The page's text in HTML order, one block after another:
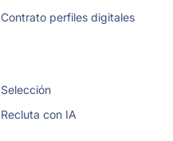
Contrato perfiles digitales
Selección
Recluta con IA